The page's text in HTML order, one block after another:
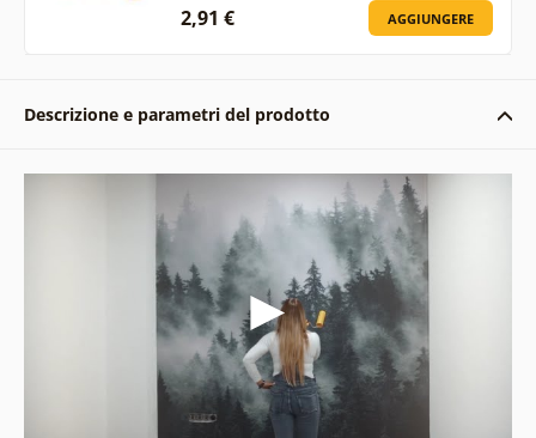
2,91 € AGGIUNGERE
Descrizione e parametri del prodotto